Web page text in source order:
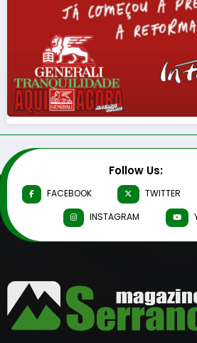
Follow Us:
FACEBOOK TWITTER
INSTAGRAM